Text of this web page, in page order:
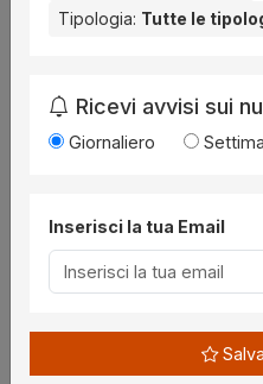
01012 Capranica VT,
2024, Lotto Unico
09/09/2026
Tipologia: Tutte le
Ricevi avvisi sui
Giornaliero
Inserisci la tua Email